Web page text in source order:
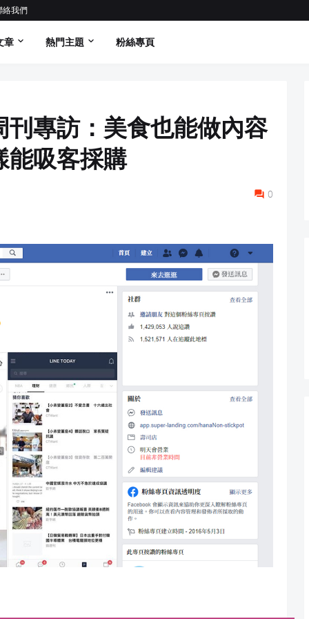
絡我們
章 熱門主題 粉絲專頁
專訪：美食也能做內容
能吸客採購
0